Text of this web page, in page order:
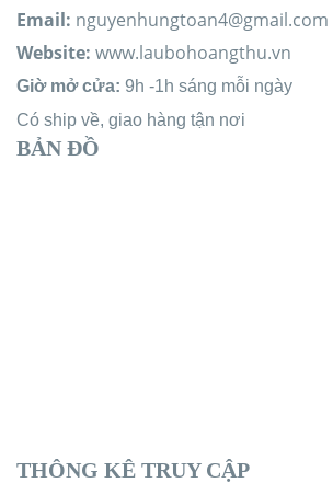
Email: nguyenhungtoan4@gmail.com
Website: www.laubohoangthu.vn
Giờ mở cửa: 9h -1h sáng mỗi ngày
Có ship về, giao hàng tận nơi
BẢN ĐỒ
THÔNG KÊ TRUY CẬP